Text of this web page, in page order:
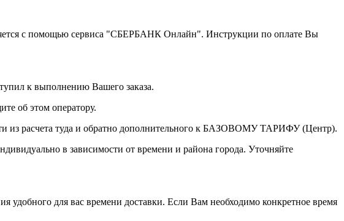
с помощью сервиса "СБЕРБАНК Онлайн". Инструкции по оплате Вы
к выполнению Вашего заказа.
об этом оператору.
из расчета туда и обратно дополнительного к БАЗОВОМУ ТАРИФУ (Центр).
в зависимости от времени и района города. Уточняйте
удобного для вас времени доставки. Если Вам необходимо конкретное время